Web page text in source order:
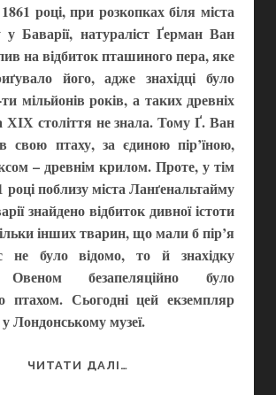
році, при розкопках біля міста
у Баварії, натураліст Ґерман Ван
на відбиток пташиного пера, яке
його, адже знахідці було
мільйонів років, а таких древніх
ХІХ століття не знала. Тому Ґ. Ван
свою птаху, за єдиною пір’їною,
– древнім крилом. Проте, у тім
поблизу міста Ланґенальтайму
знайдено відбиток дивної істоти
інших тварин, що мали б пір’я
було відомо, то й знахідку
безапеляційно було
птахом. Сьогодні цей екземпляр
у Лондонському музеї.
ЧИТАТИ ДАЛІ…